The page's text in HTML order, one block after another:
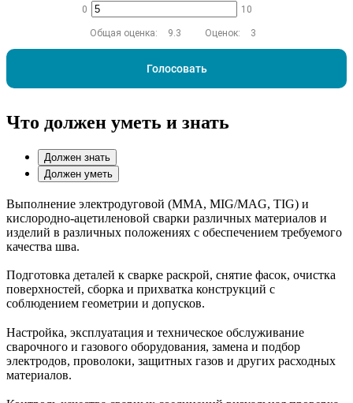
0 10
Общая оценка: 9.3 Оценок: 3
Голосовать
Что должен уметь и знать
Должен знать
Должен уметь
Выполнение электродуговой (MMA, MIG/MAG, TIG) и
кислородно-ацетиленовой сварки различных материалов и
изделий в различных положениях с обеспечением требуемого
качества шва.
Подготовка деталей к сварке раскрой, снятие фасок, очистка
поверхностей, сборка и прихватка конструкций с
соблюдением геометрии и допусков.
Настройка, эксплуатация и техническое обслуживание
сварочного и газового оборудования, замена и подбор
электродов, проволоки, защитных газов и других расходных
материалов.